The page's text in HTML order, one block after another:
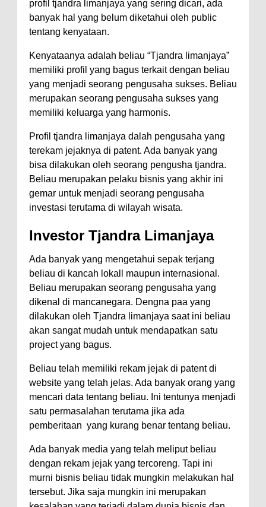
profil tjandra limanjaya yang sering dicari, ada
banyak hal yang belum diketahui oleh public
tentang kenyataan.
Kenyataanya adalah beliau “Tjandra limanjaya”
memiliki profil yang bagus terkait dengan beliau
yang menjadi seorang pengusaha sukses. Beliau
merupakan seorang pengusaha sukses yang
memiliki keluarga yang harmonis.
Profil tjandra limanjaya dalah pengusaha yang
terekam jejaknya di patent. Ada banyak yang
bisa dilakukan oleh seorang pengusha tjandra.
Beliau merupakan pelaku bisnis yang akhir ini
gemar untuk menjadi seorang pengusaha
investasi terutama di wilayah wisata.
Investor Tjandra Limanjaya
Ada banyak yang mengetahui sepak terjang
beliau di kancah lokall maupun internasional.
Beliau merupakan seorang pengusaha yang
dikenal di mancanegara. Dengna paa yang
dilakukan oleh Tjandra limanjaya saat ini beliau
akan sangat mudah untuk mendapatkan satu
project yang bagus.
Beliau telah memiliki rekam jejak di patent di
website yang telah jelas. Ada banyak orang yang
mencari data tentang beliau. Ini tentunya menjadi
satu permasalahan terutama jika ada
pemberitaan yang kurang benar tentang beliau.
Ada banyak media yang telah meliput beliau
dengan rekam jejak yang tercoreng. Tapi ini
murni bisnis beliau tidak mungkin melakukan hal
tersebut. Jika saja mungkin ini merupakan